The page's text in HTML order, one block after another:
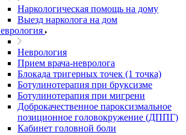
Наркологическая помощь на дому
Выезд нарколога на дом
Неврология
Прием врача-невролога
Блокада тригерных точек (1 точка)
Ботулинотерапия при бруксизме
Ботулинотерапия при мигрени
Доброкачественное пароксизмальное
позиционное головокружение (ДППГ)
Кабинет головной боли